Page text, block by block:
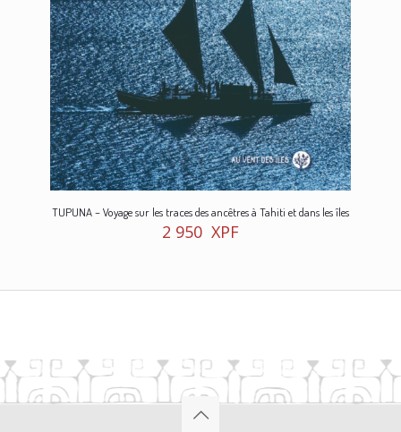
TUPUNA – Voyage sur les traces des ancêtres à Tahiti et dans les îles
2 950 XPF